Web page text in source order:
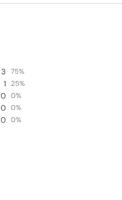
3 75%
1 25%
0 0%
0 0%
0 0%